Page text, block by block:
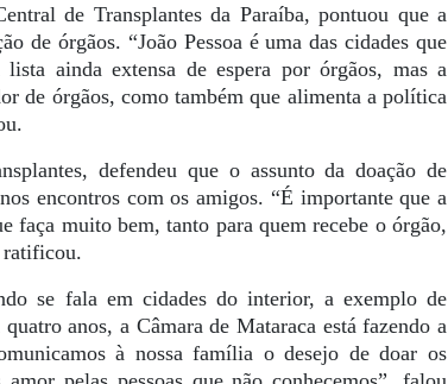
de Transplantes da Paraíba, pontuou que a
de órgãos. “João Pessoa é uma das cidades que
ainda extensa de espera por órgãos, mas a
de órgãos, como também que alimenta a política
defendeu que o assunto da doação de
encontros com os amigos. “É importante que a
faça muito bem, tanto para quem recebe o órgão,
ratificou.
se fala em cidades do interior, a exemplo de
anos, a Câmara de Mataraca está fazendo a
à nossa família o desejo de doar os